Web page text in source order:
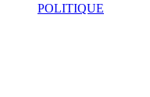
POLITIQUE